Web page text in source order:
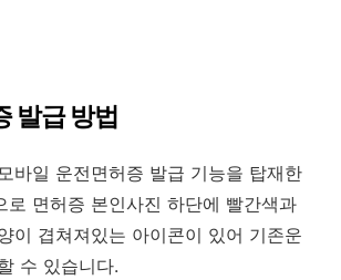
발급 방법
바일 운전면허증 발급 기능을 탑재한
로 면허증 본인사진 하단에 빨간색과
이 겹쳐져있는 아이콘이 있어 기존운
수 있습니다.